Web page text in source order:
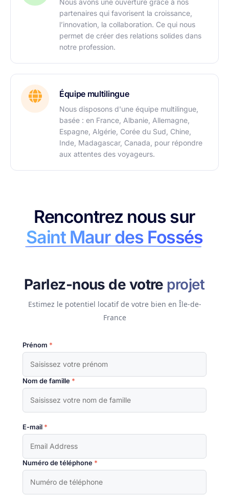
Nous avons une ouverture grâce à nos
partenaires qui favorisent la croissance,
l’innovation, la collaboration. Ce qui nous
permet de créer des relations solides dans
notre profession.
Équipe multilingue
Nous disposons d'une équipe multilingue,
basée : en France, Albanie, Allemagne,
Espagne, Algérie, Corée du Sud, Chine,
Inde, Madagascar, Canada, pour répondre
aux attentes des voyageurs.
Rencontrez nous sur
Saint Maur des Fossés
Parlez-nous de votre projet
Estimez le potentiel locatif de votre bien en Île-de-
France
Prénom *
Nom de famille *
E-mail *
Numéro de téléphone *